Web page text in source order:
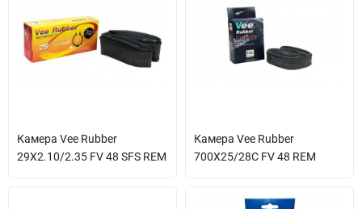
Камера Vee Rubber
29X2.10/2.35 FV 48 SFS REM
Камера Vee Rubber
700X25/28C FV 48 REM